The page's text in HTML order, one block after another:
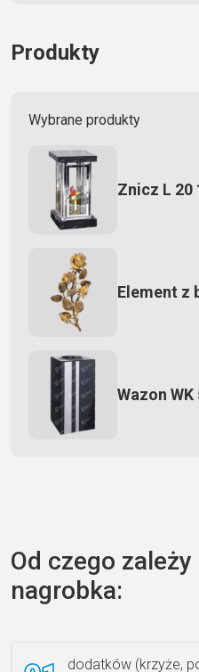
Produkty
Wybrane produkty
Znicz L 20
Element z
Wazon
Książka 2
Od czego
nagrobka:
dodatków (krzyże,